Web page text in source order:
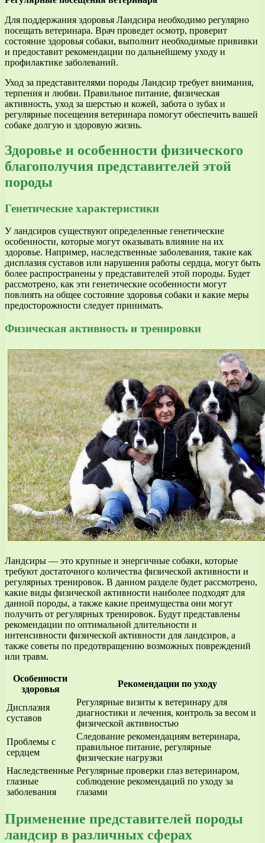
Для поддержания здоровья Ландсира необходимо регулярно
посещать ветеринара. Врач проведет осмотр, проверит
состояние здоровья собаки, выполнит необходимые прививки
и предоставит рекомендации по дальнейшему уходу и
профилактике заболеваний.
Уход за представителями породы Ландсир требует внимания,
терпения и любви. Правильное питание, физическая
активность, уход за шерстью и кожей, забота о зубах и
регулярные посещения ветеринара помогут обеспечить вашей
собаке долгую и здоровую жизнь.
Здоровье и особенности физического
благополучия представителей этой
породы
Генетические характеристики
У ландсиров существуют определенные генетические
особенности, которые могут оказывать влияние на их
здоровье. Например, наследственные заболевания, такие как
дисплазия суставов или нарушения работы сердца, могут быть
более распространены у представителей этой породы. Будет
рассмотрено, как эти генетические особенности могут
повлиять на общее состояние здоровья собаки и какие меры
предосторожности следует принимать.
Физическая активность и тренировки
Ландсиры — это крупные и энергичные собаки, которые
требуют достаточного количества физической активности и
регулярных тренировок. В данном разделе будет рассмотрено,
какие виды физической активности наиболее подходят для
данной породы, а также какие преимущества они могут
получить от регулярных тренировок. Будут представлены
рекомендации по оптимальной длительности и
интенсивности физической активности для ландсиров, а
также советы по предотвращению возможных повреждений
или травм.
Особенности
здоровья
Рекомендации по уходу
Дисплазия
суставов
Регулярные визиты к ветеринару для
диагностики и лечения, контроль за весом и
физической активностью
Проблемы с
сердцем
Следование рекомендациям ветеринара,
правильное питание, регулярные
физические нагрузки
Наследственные
глазные
заболевания
Регулярные проверки глаз ветеринаром,
соблюдение рекомендаций по уходу за
глазами
Применение представителей породы
ландсир в различных сферах